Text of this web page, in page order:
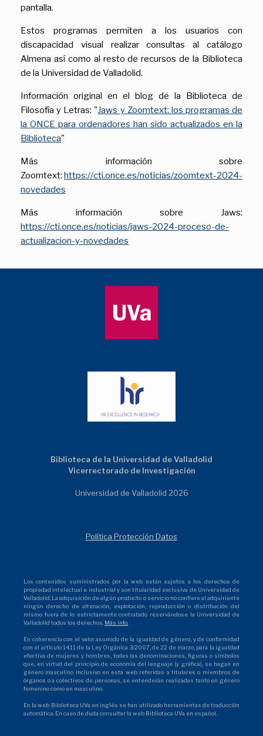
pantalla.
Estos programas permiten a los usuarios con
discapacidad visual realizar consultas al catálogo
Almena así como al resto de recursos de la Biblioteca
de la Universidad de Valladolid.
Información original en el blog de la Biblioteca de
Filosofía y Letras: "Jaws y Zoomtext: los programas de
la ONCE para ordenadores han sido actualizados en la
Biblioteca"
Más información sobre
Zoomtext: https://cti.once.es/noticias/zoomtext-2024-
novedades
Más información sobre Jaws:
https://cti.once.es/noticias/jaws-2024-proceso-de-
actualizacion-y-novedades
Biblioteca de la Universidad de Valladolid
Vicerrectorado de Investigación
Universidad de Valladolid 2026
Política Protección Datos
Los contenidos suministrados por la web están sujetos a los derechos de
propiedad intelectual e industrial y son titularidad exclusiva de Universidad de
Valladolid. La adquisición de algún producto o servicio no confiere al adquiriente
ningún derecho de alteración, explotación, reproducción o distribución del
mismo fuera de lo estrictamente contratado reservándose la Universidad de
Valladolid todos los derechos. Más info.
En coherencia con el valor asumido de la igualdad de género, y de conformidad
con el artículo 14.11 de la Ley Orgánica 3/2007, de 22 de marzo, para la igualdad
efectiva de mujeres y hombres, todas las denominaciones, figuras o símbolos
que, en virtud del principio de economía del lenguaje (y gráfica), se hagan en
género masculino inclusivo en esta web referidas a titulares o miembros de
órganos o a colectivos de personas, se entenderán realizadas tanto en género
femenino como en masculino.
En la web Biblioteca UVa en inglés se han utilizado herramientas de traducción
automática. En caso de duda consultar la web Biblioteca UVa en español.